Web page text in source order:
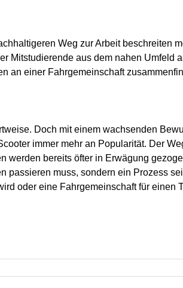
Weg zur Arbeit beschreiten
Mitstudierende aus dem nahen Umfeld
an einer Fahrgemeinschaft
Doch mit einem wachsenden
immer mehr an Popularität. Der
werden bereits öfter in Erwägung
passieren muss, sondern ein Prozess
oder eine Fahrgemeinschaft für einen